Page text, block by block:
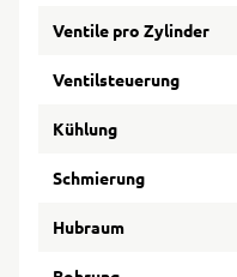
Ventile pro Zylinder
Ventilsteuerung
Kühlung
Schmierung
Hubraum